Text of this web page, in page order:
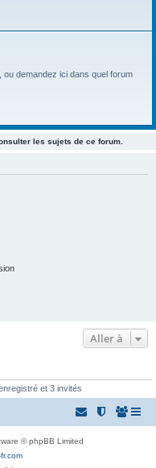
ou demandez ici dans quel forum
les sujets de ce forum.
Aller à
et 3 invités
© phpBB Limited